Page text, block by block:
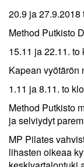
20.9 ja 27.9.2018
Method Putkisto
15.11 ja 22.11. to
Kapean vyötärön
1.11 ja 8.11. to
Method Putkisto
ja selviydyt
MP Pilates
lihasten oikeaa